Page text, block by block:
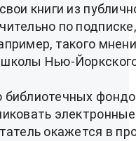
книги из
по
такого
Нью-
библиотечных
окажется в